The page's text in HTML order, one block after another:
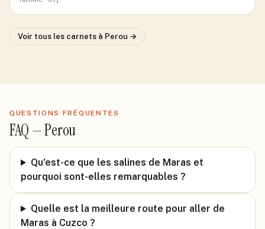
Voir tous les carnets à Perou →
QUESTIONS FRÉQUENTES
FAQ —Perou
Qu'est-ce que les salines de Maras et
pourquoi sont-elles remarquables ?
Quelle est la meilleure route pour aller de
Maras à Cuzco ?